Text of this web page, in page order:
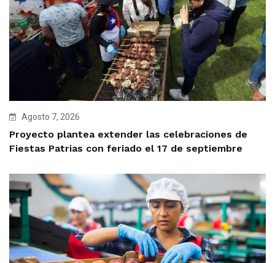
Agosto 7, 2026
Proyecto plantea extender las celebraciones de
Fiestas Patrias con feriado el 17 de septiembre